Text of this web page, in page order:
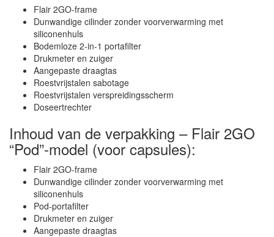
Flair 2GO-frame
Dunwandige cilinder zonder voorverwarming met
siliconenhuls
Bodemloze 2-in-1 portafilter
Drukmeter en zuiger
Aangepaste draagtas
Roestvrijstalen sabotage
Roestvrijstalen verspreidingsscherm
Doseertrechter
Inhoud van de verpakking – Flair 2GO
“Pod”-model (voor capsules):
Flair 2GO-frame
Dunwandige cilinder zonder voorverwarming met
siliconenhuls
Pod-portafilter
Drukmeter en zuiger
Aangepaste draagtas